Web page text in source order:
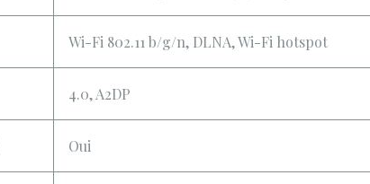
Wi-Fi 802.11 b/g/n, DLNA, Wi-Fi hotspot
4.0, A2DP
Oui